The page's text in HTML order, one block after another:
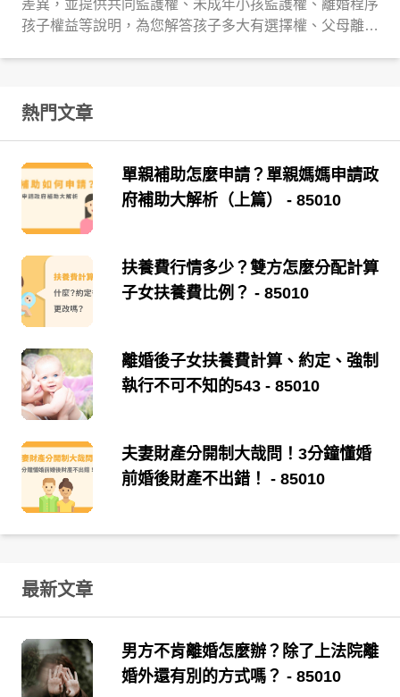
差異，並提供共同監護權、未成年小孩監護權、離婚程序
孩子權益等說明，為您解答孩子多大有選擇權、父母離婚
熱門文章
單親補助怎麼申請？單親媽媽申請政
府補助大解析（上篇）
- 85010
扶養費行情多少？雙方怎麼分配計算
子女扶養費比例？ - 85010
離婚後子女扶養費計算、約定、強制
執行不可不知的543 - 85010
夫妻財產分開制大哉問！3分鐘懂婚
前婚後財產不出錯！ - 85010
最新文章
男方不肯離婚怎麼辦？除了上法院離
婚外還有別的方式嗎？ - 85010